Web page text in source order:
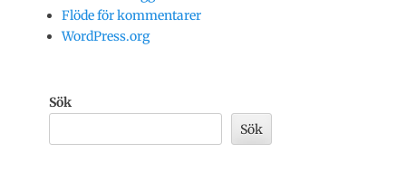
Flöde för kommentarer
WordPress.org
Sök
Sök